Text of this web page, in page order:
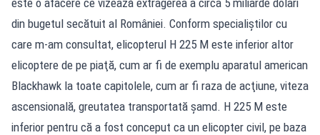
din bugetul secătuit al României. Conform specialiştilor cu
care m-am consultat, elicopterul H 225 M este inferior altor
elicoptere de pe piaţă, cum ar fi de exemplu aparatul american
Blackhawk la toate capitolele, cum ar fi raza de acţiune, viteza
ascensională, greutatea transportată şamd. H 225 M este
inferior pentru că a fost conceput ca un elicopter civil, pe baza